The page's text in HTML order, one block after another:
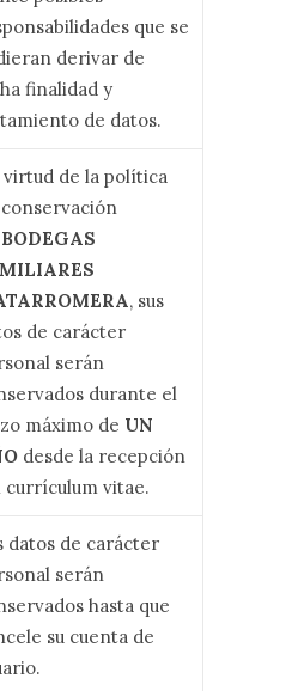
que se
derivar de
finalidad y
de datos.
virtud de la política
BODEGAS
, sus
de carácter
serán
durante el
máximo de UN
desde la recepción
currículum vitae.
datos de carácter
serán
hasta que
su cuenta de